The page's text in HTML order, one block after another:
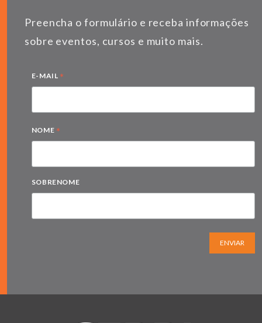
Preencha o formulário e receba informações
sobre eventos, cursos e muito mais.
E-MAIL *
NOME *
SOBRENOME
ENVIAR